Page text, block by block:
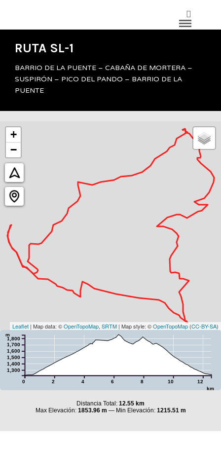
RUTA SL-1
BARRIO DE LA PUENTE – CABAÑA DE MORTERA –
SUSPIRÓN – PICO DEL PANDO – BARRIO DE LA
PUENTE